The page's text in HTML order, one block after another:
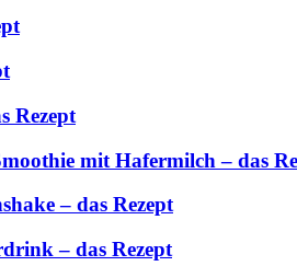
Rezept
mit Hafermilch – das
– das Rezept
– das Rezept